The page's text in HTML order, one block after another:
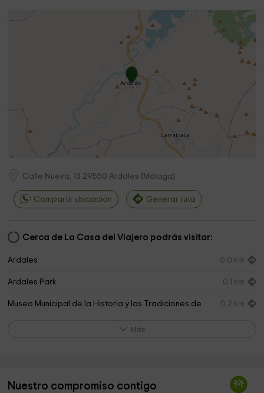
Calle Nueva, 13 29550Ardales ( Málaga)
Compartir ubicación Generar ruta
Cerca de La Casa del Viajero podrás visitar:
Ardales 0,0 km
Ardales Park 0,1 km
Museo Municipal de la Historia y las Tradiciones de
0,2 km
Centro De Interpretacion La Pena De Ardales 0,3 km
Más
Nuestro compromiso contigo